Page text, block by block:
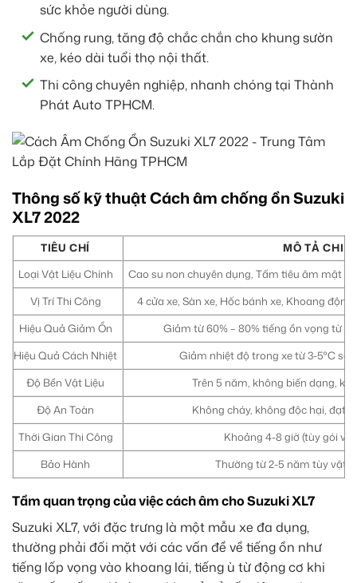
sức khỏe người dùng.
Chống rung, tăng độ chắc chắn cho khung sườn
xe, kéo dài tuổi thọ nội thất.
Thi công chuyên nghiệp, nhanh chóng tại Thành
Phát Auto TPHCM.
Thông số kỹ thuật Cách âm chống ồn Suzuki
XL7 2022
TIÊU CHÍ
MÔ TẢ CHI
Loại Vật Liệu Chính
Cao su non chuyên dụng, Tấm tiêu âm mật
Vị Trí Thi Công
4 cửa xe, Sàn xe, Hốc bánh xe, Khoang
Hiệu Quả Giảm Ồn
Giảm từ 60% – 80% tiếng ồn vọng từ
Hiệu Quả Cách Nhiệt
Giảm nhiệt độ trong xe từ 3-5°C so
Độ Bền Vật Liệu
Trên 5 năm, không biến dạng,
Độ An Toàn
Không cháy, không độc hại, đạt
Thời Gian Thi Công
Khoảng 4-8 giờ (tùy gói và
Bảo Hành
Thường từ 2-5 năm tùy vật
Tầm quan trọng của việc cách âm cho Suzuki XL7
Suzuki XL7, với đặc trưng là một mẫu xe đa dụng,
thường phải đối mặt với các vấn đề về tiếng ồn như
tiếng lốp vọng vào khoang lái, tiếng ù từ động cơ khi